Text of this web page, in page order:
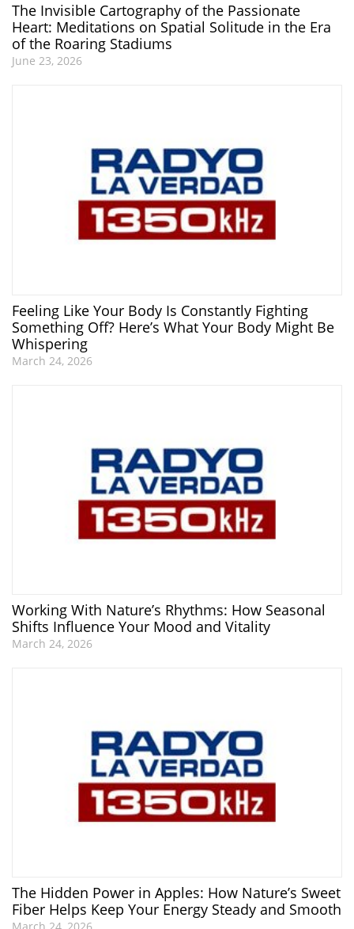
The Invisible Cartography of the Passionate
Heart: Meditations on Spatial Solitude in the Era
of the Roaring Stadiums
June 23, 2026
Feeling Like Your Body Is Constantly Fighting
Something Off? Here’s What Your Body Might Be
Whispering
March 24, 2026
Working With Nature’s Rhythms: How Seasonal
Shifts Influence Your Mood and Vitality
March 24, 2026
The Hidden Power in Apples: How Nature’s Sweet
Fiber Helps Keep Your Energy Steady and Smooth